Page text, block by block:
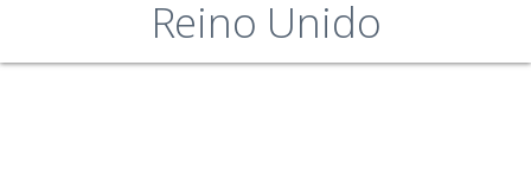
Reino Unido